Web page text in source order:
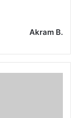
Akram B.